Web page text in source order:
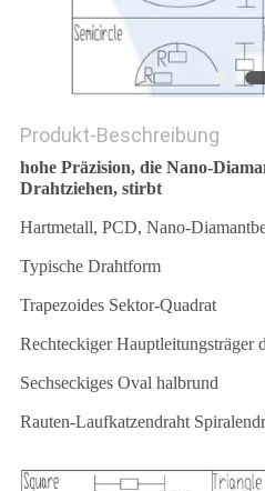
Produkt-Beschreibung
hohe Präzision, die Nano-
Drahtziehen, stirbt
Hartmetall, PCD, Nano-
Typische Drahtform
Trapezoides Sektor-Quadrat
Rechteckiger Hauptleitungsträger
Sechseckiges Oval halbrund
Rauten-Laufkatzendraht